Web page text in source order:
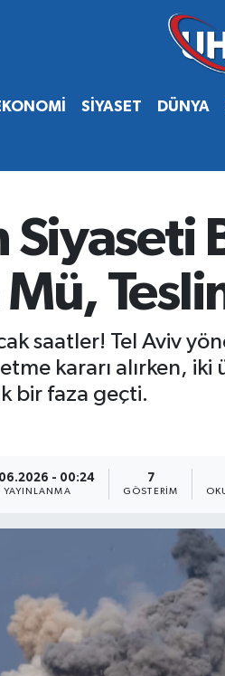
SİYASET DÜNYA
Siyaseti
saatler! Tel Aviv
kararı alırken,
bir faza geçti.
- 00:24
YAYINLANMA
7
GÖSTERIM